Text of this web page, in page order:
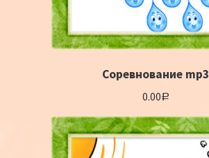
Соревнование mp3
0.00Р